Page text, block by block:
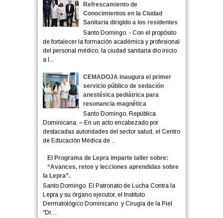
Refrescamiento de
Conocimientos en la Ciudad
Sanitaria dirigido a los residentes
Santo Domingo. - Con el propósito
de fortalecer la formación académica y profesional
del personal médico, la ciudad sanitaria dio inicio
a l...
CEMADOJA inaugura el primer
servicio público de sedación
anestésica pediátrica para
resonancia magnética
Santo Domingo, República
Dominicana. – En un acto encabezado por
destacadas autoridades del sector salud, el Centro
de Educación Médica de ...
El Programa de Lepra imparte taller sobre:
“Avances, retos y lecciones aprendidas sobre
la Lepra”.
Santo Domingo. El Patronato de Lucha Contra la
Lepra y su órgano ejecutor, el Instituto
Dermatológico Dominicano y Cirugía de la Piel
“Dr....